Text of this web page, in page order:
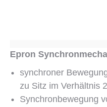
Epron
synchroner
zu Sitz im Verhältnis
Synchronbewegung